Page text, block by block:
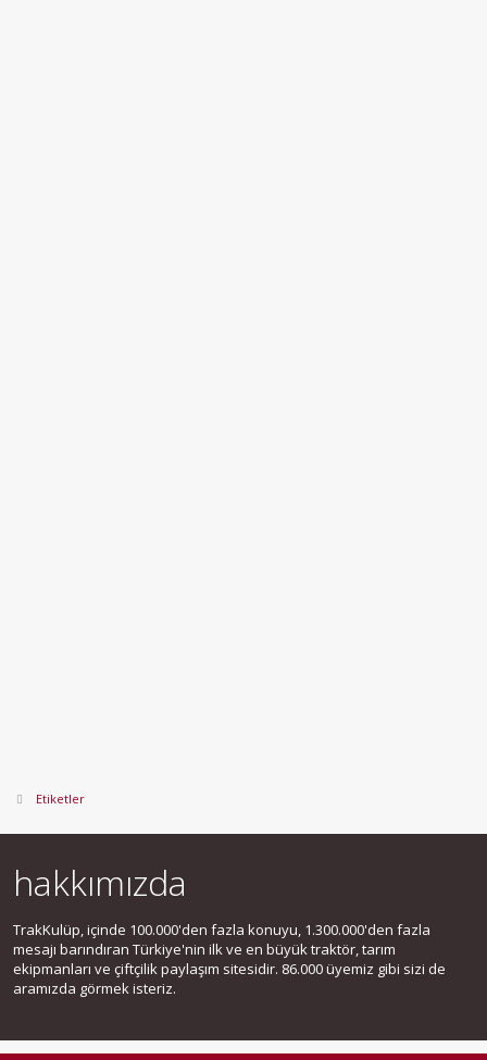
Etiketler
hakkımızda
TrakKulüp, içinde 100.000'den fazla konuyu, 1.300.000'den fazla
mesajı barındıran Türkiye'nin ilk ve en büyük traktör, tarım
ekipmanları ve çiftçilik paylaşım sitesidir. 86.000 üyemiz gibi sizi de
aramızda görmek isteriz.